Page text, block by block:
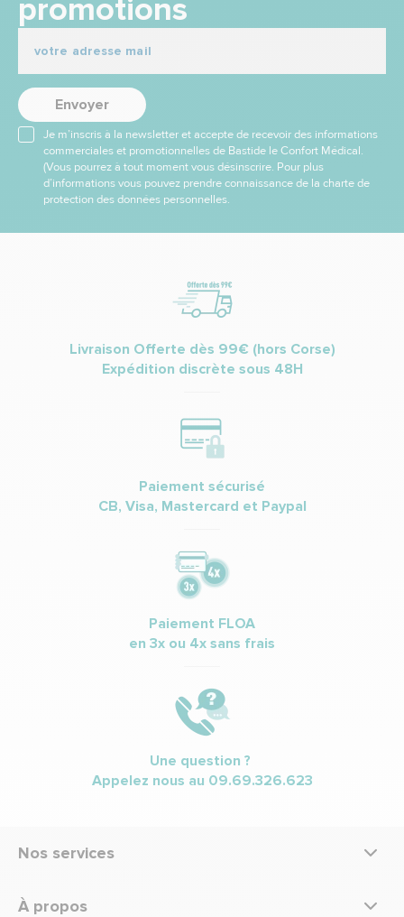
promotions
Envoyer
Je m’inscris à la newsletter et accepte de recevoir des informations
commerciales et promotionnelles de Bastide le Confort Médical.
(Vous pourrez à tout moment vous désinscrire. Pour plus
d’informations vous pouvez prendre connaissance de la charte de
protection des données personnelles.
Livraison Offerte dès 99€ (hors Corse)
Expédition discrète sous 48H
Paiement sécurisé
CB, Visa, Mastercard et Paypal
Paiement FLOA
en 3x ou 4x sans frais
Une question ?
Appelez nous au 09.69.326.623
Nos services
À propos